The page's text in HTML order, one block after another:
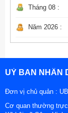
Tháng 08 :
Năm 2026 :
UỶ BAN NHÂN
Đơn vị chủ quản :
Cơ quan thường